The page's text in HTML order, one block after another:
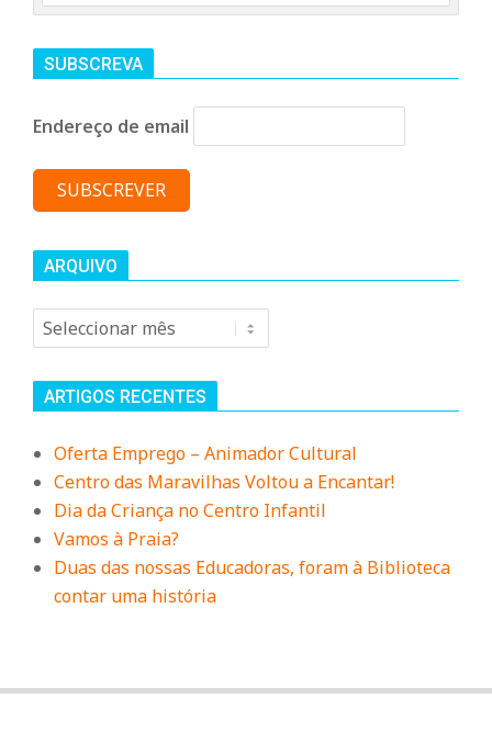
SUBSCREVA
Endereço de email
ARQUIVO
Arquivo
ARTIGOS RECENTES
Oferta Emprego – Animador Cultural
Centro das Maravilhas Voltou a Encantar!
Dia da Criança no Centro Infantil
Vamos à Praia?
Duas das nossas Educadoras, foram à Biblioteca
contar uma história